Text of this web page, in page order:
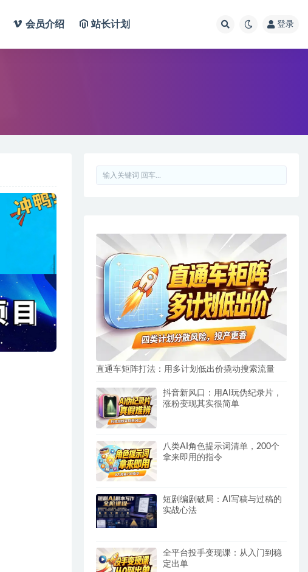
会员介绍 站长计划 登录
直通车矩阵打法：用多计划低出价撬动搜索流量
抖音新风口：用AI玩伪纪录片，
涨粉变现其实很简单
八类AI角色提示词清单，200个
拿来即用的指令
短剧编剧破局：AI写稿与过稿的
实战心法
全平台投手变现课：从入门到稳
定出单